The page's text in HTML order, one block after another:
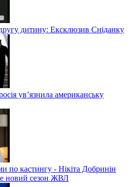
дитину: Ексклюзив Сніданку
ув’язнила американську
по кастингу - Нікіта Добринін
новий сезон ЖВЛ